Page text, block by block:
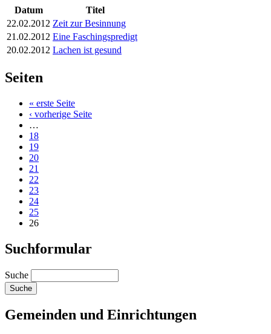
Datum
Titel
22.02.2012 Zeit zur Besinnung
21.02.2012 Eine Faschingspredigt
20.02.2012 Lachen ist gesund
Seiten
« erste Seite
‹ vorherige Seite
…
18
19
20
21
22
23
24
25
26
Suchformular
Suche
Gemeinden und Einrichtungen